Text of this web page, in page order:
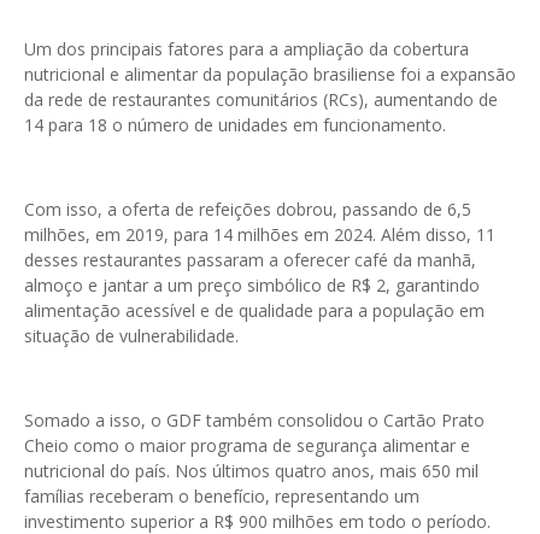
Um dos principais fatores para a ampliação da cobertura
nutricional e alimentar da população brasiliense foi a expansão
da rede de restaurantes comunitários (RCs), aumentando de
14 para 18 o número de unidades em funcionamento.
Com isso, a oferta de refeições dobrou, passando de 6,5
milhões, em 2019, para 14 milhões em 2024. Além disso, 11
desses restaurantes passaram a oferecer café da manhã,
almoço e jantar a um preço simbólico de R$ 2, garantindo
alimentação acessível e de qualidade para a população em
situação de vulnerabilidade.
Somado a isso, o GDF também consolidou o Cartão Prato
Cheio como o maior programa de segurança alimentar e
nutricional do país. Nos últimos quatro anos, mais 650 mil
famílias receberam o benefício, representando um
investimento superior a R$ 900 milhões em todo o período.